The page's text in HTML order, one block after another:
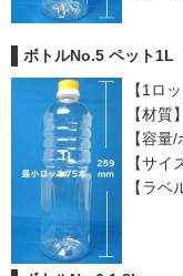
ボトルNo.5 ペット1L
【1ロ
【材質
【容
【サ
【ラ